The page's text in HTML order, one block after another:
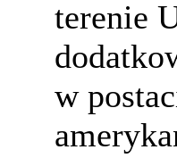
terenie
w